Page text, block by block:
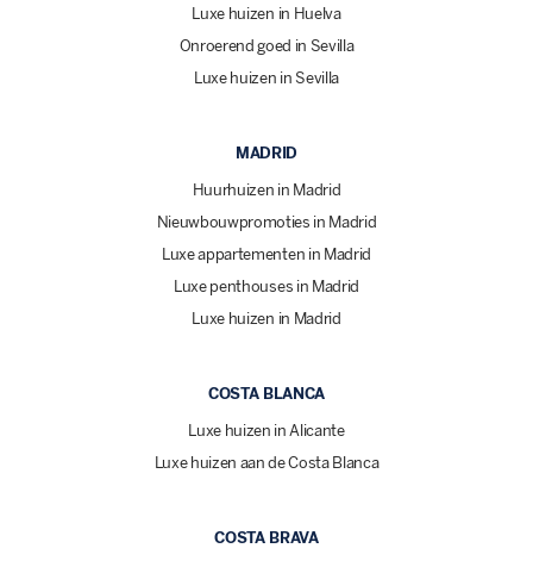
Luxe huizen in Huelva
Onroerend goed in Sevilla
Luxe huizen in Sevilla
MADRID
Huurhuizen in Madrid
Nieuwbouwpromoties in Madrid
Luxe appartementen in Madrid
Luxe penthouses in Madrid
Luxe huizen in Madrid
COSTA BLANCA
Luxe huizen in Alicante
Luxe huizen aan de Costa Blanca
COSTA BRAVA